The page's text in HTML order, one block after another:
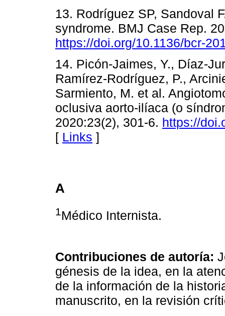
13. Rodríguez SP, Sandoval
syndrome. BMJ Case Rep.
https://doi.org/10.1136/bcr-
14. Picón-Jaimes, Y., Díaz-
Ramírez-Rodríguez, P.,
Sarmiento, M. et al.
oclusiva aorto-ilíaca (o
2020:23(2), 301-6. https://
[ Links ]
A
1Médico Internista.
Contribuciones de autoría:
génesis de la idea, en la
de la información de la
manuscrito, en la revisión